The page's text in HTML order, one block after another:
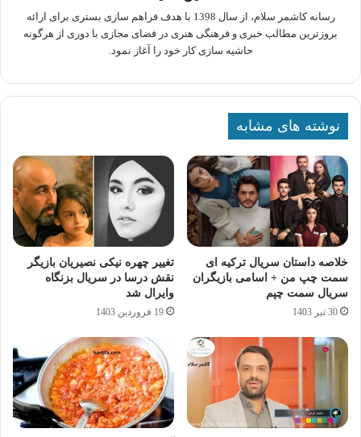
رسانه کاشمر سلام، از سال 1398 با هدف فراهم سازی بستری برای ارائه
بروزترین مطالب خبری و فرهنگی هنری در فضای مجازی با دوری از هرگونه
حاشیه سازی کار خود را آغاز نمود.
نوشته های مشابه
خلاصه داستان سریال ترکیه ای
سمت چپ من + اسامی بازیگران
سریال سمت چپم
30 تیر 1403
تغییر چهره نیکی نصیریان بازیگر
نقش درسا در سریال بزنگاه
وایرال شد
19 فروردین 1403